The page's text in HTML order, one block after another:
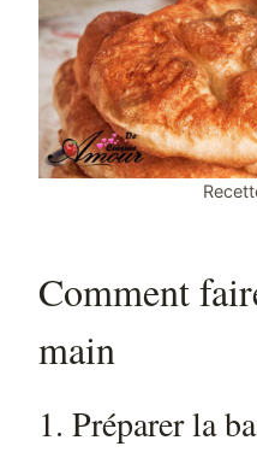
Comment
main
1. Préparer la